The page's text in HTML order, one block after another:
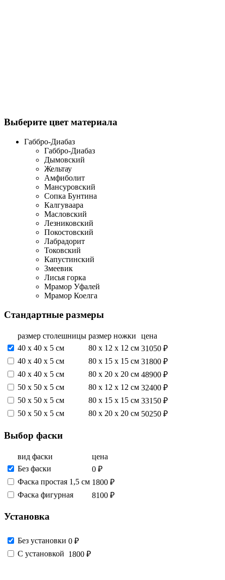
Выберите цвет материала
Габбро-Диабаз
Габбро-Диабаз
Дымовский
Жельтау
Амфиболит
Мансуровский
Сопка Бунтина
Калгуваара
Масловский
Лезниковский
Покостовский
Лабрадорит
Токовский
Капустинский
Змеевик
Лисья горка
Мрамор Уфалей
Мрамор Коелга
Стандартные размеры
размер столешницы размер ножки
цена
40 х 40 х 5 см
80 х 12 х 12 см 31050 ₽
40 х 40 х 5 см
80 х 15 х 15 см 31800 ₽
40 х 40 х 5 см
80 х 20 х 20 см 48900 ₽
50 х 50 х 5 см
80 х 12 х 12 см 32400 ₽
50 х 50 х 5 см
80 х 15 х 15 см 33150 ₽
50 х 50 х 5 см
80 х 20 х 20 см 50250 ₽
Выбор фаски
вид фаски
цена
Без фаски
0 ₽
Фаска простая 1,5 см 1800 ₽
Фаска фигурная
8100 ₽
Установка
Без установки 0 ₽
С установкой 1800 ₽